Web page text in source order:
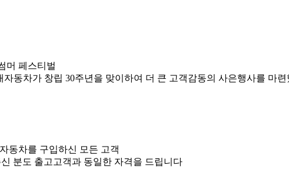
머 페스티벌
동차가 창립 30주년을 맞이하여 더 큰 고객감동의 사은행사를 마
동차를 구입하신 모든 고객
분도 출고고객과 동일한 자격을 드립니다